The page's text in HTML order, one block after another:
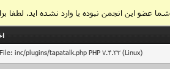
شما عضو این انجمن نبوده یا وارد نشده اید. لطفا
inc/plugins/tapatalk.php PHP 7.4.33 (Linux)